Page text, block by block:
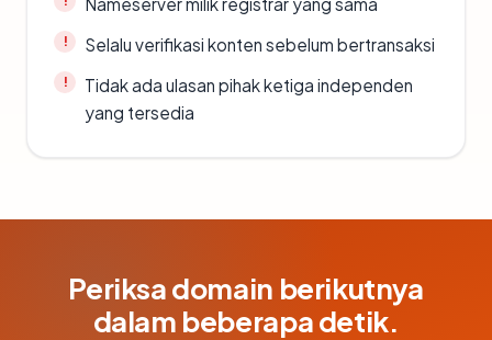
Selalu verifikasi konten sebelum bertransaksi
Tidak ada ulasan pihak ketiga independen
yang tersedia
Periksa domain berikutnya
dalam beberapa detik.